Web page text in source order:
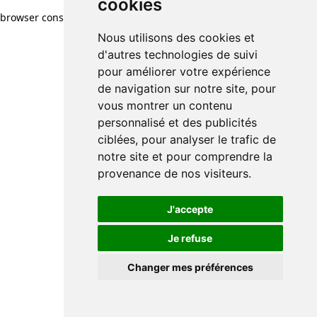
cookies
Nous utilisons des cookies et
d'autres technologies de suivi
pour améliorer votre expérience
de navigation sur notre site, pour
vous montrer un contenu
personnalisé et des publicités
ciblées, pour analyser le trafic de
notre site et pour comprendre la
provenance de nos visiteurs.
J'accepte
Je refuse
Changer mes préférences
browser console for more information)